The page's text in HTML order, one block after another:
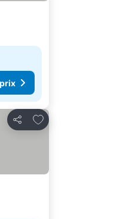
Partager
Ajouter à mes favoris